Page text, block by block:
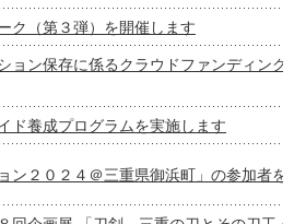
ク（第３弾）を開催します
ョン保存に係るクラウドファンディング
ド養成プログラムを実施します
ン２０２４＠三重県御浜町」の参加者を